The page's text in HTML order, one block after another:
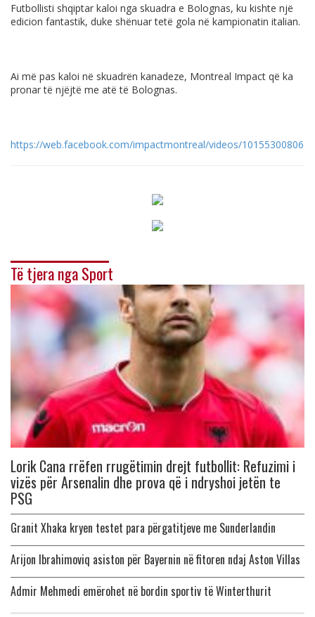
Futbollisti shqiptar kaloi nga skuadra e Bolognas, ku kishte një
edicion fantastik, duke shënuar tetë gola në kampionatin italian.
Ai më pas kaloi në skuadrën kanadeze, Montreal Impact që ka
pronar të njëjtë me atë të Bolognas.
https://web.facebook.com/impactmontreal/videos/
Të tjera nga Sport
Lorik Cana rrëfen rrugëtimin drejt futbollit: Refuzimi i
vizës për Arsenalin dhe prova që i ndryshoi jetën te
PSG
Granit Xhaka kryen testet para përgatitjeve me Sunderlandin
Arijon Ibrahimoviq asiston për Bayernin në fitoren ndaj Aston Villas
Admir Mehmedi emërohet në bordin sportiv të Winterthurit